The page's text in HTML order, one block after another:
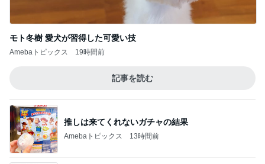
モト冬樹 愛犬が習得した可愛い技
Amebaトピックス 19時間前
記事を読む
推しは来てくれないガチャの結果
Amebaトピックス 13時間前